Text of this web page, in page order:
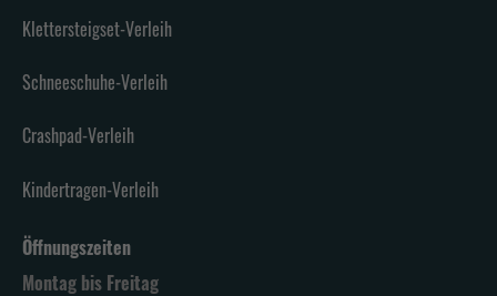
Klettersteigset-Verleih
Schneeschuhe-Verleih
Crashpad-Verleih
Kindertragen-Verleih
Öffnungszeiten
Montag bis Freitag